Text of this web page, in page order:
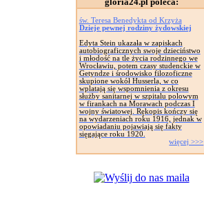
św. Teresa Benedykta od Krzyża
Dzieje pewnej rodziny żydowskiej
Edyta Stein ukazała w zapiskach
autobiograficznych swoje dzieciństwo
i młodość na tle życia rodzinnego we
Wrocławiu, potem czasy studenckie w
Getyndze i środowisko filozoficzne
skupione wokół Husserla, w co
wplatają się wspomnienia z okresu
służby sanitarnej w szpitalu polowym
w firankach na Morawach podczas I
wojny światowej. Rękopis kończy się
na wydarzeniach roku 1916, jednak w
opowiadaniu pojawiają się fakty
sięgające roku 1920.
więcej >>>